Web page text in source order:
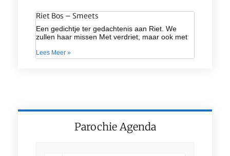
Riet Bos – Smeets
Een gedichtje ter gedachtenis aan Riet. We
zullen haar missen Met verdriet, maar ook met
Lees Meer »
Parochie Agenda